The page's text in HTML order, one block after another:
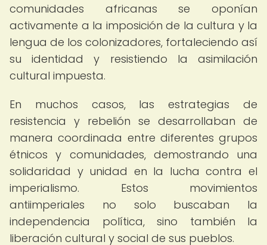
comunidades africanas se oponían
activamente a la imposición de la cultura y la
lengua de los colonizadores, fortaleciendo así
su identidad y resistiendo la asimilación
cultural impuesta.
En muchos casos, las estrategias de
resistencia y rebelión se desarrollaban de
manera coordinada entre diferentes grupos
étnicos y comunidades, demostrando una
solidaridad y unidad en la lucha contra el
imperialismo. Estos movimientos
antiimperiales no solo buscaban la
independencia política, sino también la
liberación cultural y social de sus pueblos.